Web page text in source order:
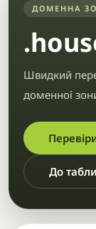
ДОМЕННА
Швидкий
доменної
До